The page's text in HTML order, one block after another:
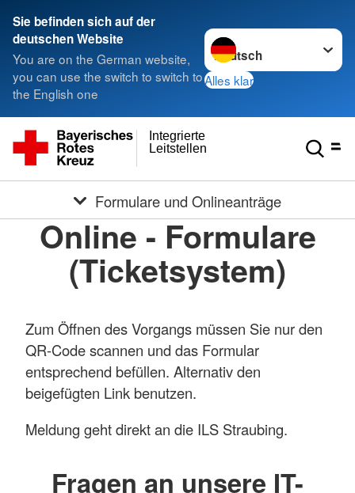
Sie befinden sich auf der
deutschen Website
You are on the German website,
you can use the switch to switch to
the English one
Sprache wechseln zu
Alles klar
Leitstellen
Integrierte
Formulare und Onlineanträge
Online - Formulare
(Ticketsystem)
Zum Öffnen des Vorgangs müssen Sie nur den
QR-Code scannen und das Formular
entsprechend befüllen. Alternativ den
beigefügten Link benutzen.
Meldung geht direkt an die ILS Straubing.
Fragen an unsere IT-